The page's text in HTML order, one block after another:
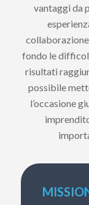
vantaggi da
fondo le
risultati
possibile
l’occasione